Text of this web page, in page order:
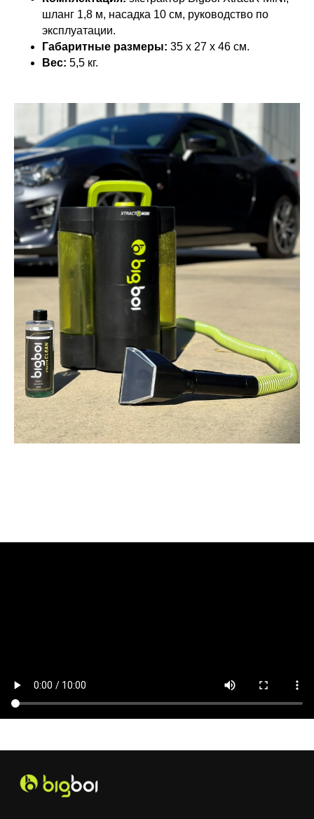
шланг 1,8 м, насадка 10 см, руководство по
эксплуатации.
Габаритные размеры: 35 x 27 x 46 см.
Вес: 5,5 кг.